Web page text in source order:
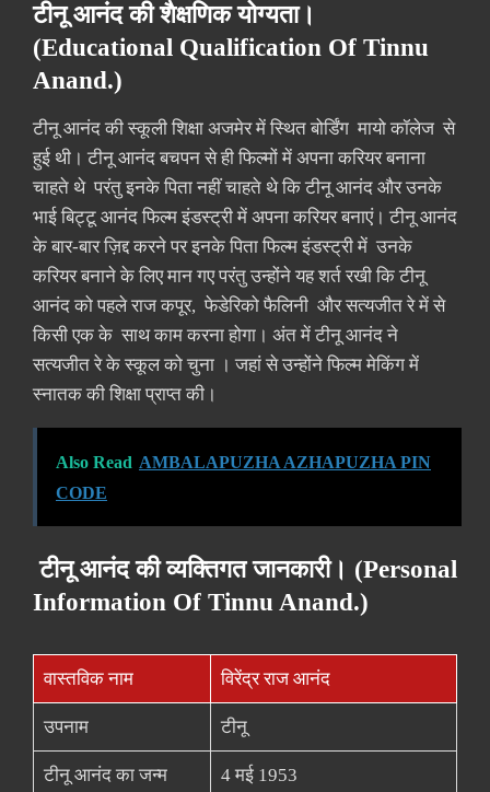
टीनू आनंद की शैक्षणिक योग्यता।
(Educational Qualification Of Tinnu
Anand.)
टीनू आनंद की स्कूली शिक्षा अजमेर में स्थित बोर्डिंग मायो कॉलेज से
हुई थी। टीनू आनंद बचपन से ही फिल्मों में अपना करियर बनाना
चाहते थे परंतु इनके पिता नहीं चाहते थे कि टीनू आनंद और उनके
भाई बिट्टू आनंद फिल्म इंडस्ट्री में अपना करियर बनाएं। टीनू आनंद
के बार-बार ज़िद्द करने पर इनके पिता फिल्म इंडस्ट्री में उनके
करियर बनाने के लिए मान गए परंतु उन्होंने यह शर्त रखी कि टीनू
आनंद को पहले राज कपूर, फेडेरिको फैलिनी और सत्यजीत रे में से
किसी एक के साथ काम करना होगा। अंत में टीनू आनंद ने
सत्यजीत रे के स्कूल को चुना । जहां से उन्होंने फिल्म मेकिंग में
स्नातक की शिक्षा प्राप्त की।
Also Read AMBALAPUZHA AZHAPUZHA PIN
CODE
टीनू आनंद की व्यक्तिगत जानकारी। (Personal
Information Of Tinnu Anand.)
वास्तविक नाम विरेंद्र राज आनंद
उपनाम टीनू
टीनू आनंद का जन्म 4 मई 1953